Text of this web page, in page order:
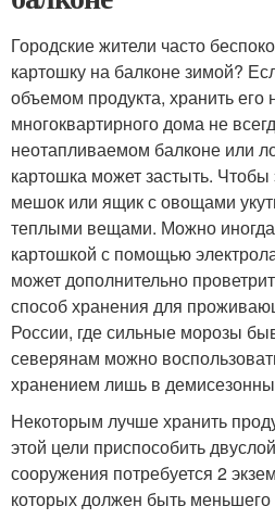
Городские жители часто
картошку на балконе зимой?
объемом продукта, хранить его
многоквартирного дома не
неотапливаемом балконе или
картошка может застыть.
мешок или ящик с овощами
теплыми вещами. Можно иногда
картошкой с помощью
может дополнительно
способ хранения для
России, где сильные морозы
северянам можно
хранением лишь в
Некоторым лучше хранить
этой цели приспособить
сооружения потребуется 2
которых должен быть